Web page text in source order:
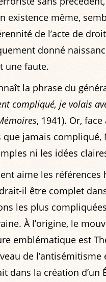
existence même,
de l’acte de
donné
une faute.
la phrase du
compliqué, je volais
, 1941). Or,
jamais compliqué,
ni les idées
aime les références
il être complet
les plus
À l’origine, le
emblématique est
de l’antisémitisme
dans la création d’un